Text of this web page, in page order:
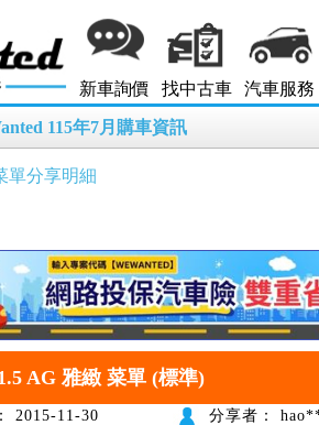
新車詢價 找中古車 汽車服務
115年7月購車資訊
單分享明細
AG 雅緻 菜單 (標準)
2015-11-30
分享者：